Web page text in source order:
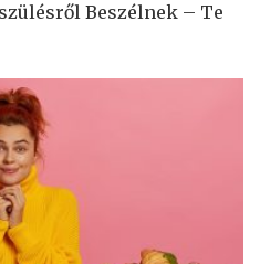
Beszélnek – Te